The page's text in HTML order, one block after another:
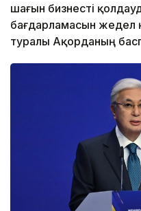
шағын бизнесті
бағдарламасын жедел
туралы Ақорданың